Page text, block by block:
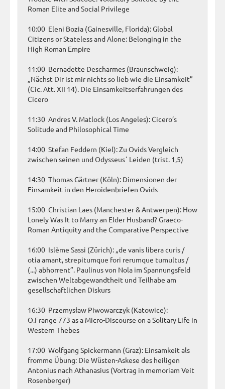
Roman Elite and Social Privilege
10:00 Eleni Bozia (Gainesville, Florida): Global
Citizens or Stateless and Alone: Belonging in the
High Roman Empire
11:00 Bernadette Descharmes (Braunschweig):
„Nächst Dir ist mir nichts so lieb wie die Einsamkeit”
(Cic. Att. XII 14). Die Einsamkeitserfahrungen des
Cicero
11:30 Andres V. Matlock (Los Angeles): Cicero’s
Solitude and Philosophical Time
14:00 Stefan Feddern (Kiel): Zu Ovids Vergleich
zwischen seinen und Odysseusʼ Leiden (trist. 1,5)
14:30 Thomas Gärtner (Köln): Dimensionen der
Einsamkeit in den Heroidenbriefen Ovids
15:00 Christian Laes (Manchester & Antwerpen): How
Lonely Was It to Marry an Elder Husband? Graeco-
Roman Antiquity and the Comparative Perspective
16:00 Islème Sassi (Zürich): „de vanis libera curis /
otia amant, strepitumque fori rerumque tumultus /
(...) abhorrent”. Paulinus von Nola im Spannungsfeld
zwischen Weltabgewandtheit und Teilhabe am
gesellschaftlichen Diskurs
16:30 Przemysław Piwowarczyk (Katowice):
O.Frange 773 as a Micro-Discourse on a Solitary Life in
Western Thebes
17:00 Wolfgang Spickermann (Graz): Einsamkeit als
fromme Übung: Die Wüsten-Askese des heiligen
Antonius nach Athanasius (Vortrag in memoriam Veit
Rosenberger)